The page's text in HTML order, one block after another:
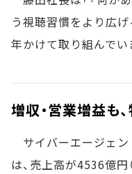
う視聴習慣をより広
年かけて取り組んでい
増収・営業増益も
サイバーエージェ
は、売上高が4536億円